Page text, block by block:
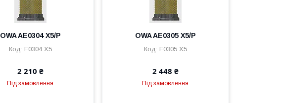
OWA AE0304 X5/P
E0304 X5
2 210 ₴
Під замовлення
OWA AE0305 X5/P
E0305 X5
2 448 ₴
Під замовлення